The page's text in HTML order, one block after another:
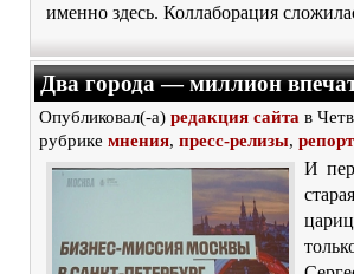
именно здесь. Коллаборация
Два города — миллион
Опубликовал(-а) редакция сайта в
рубрике мнения, пресс-релизы,
И